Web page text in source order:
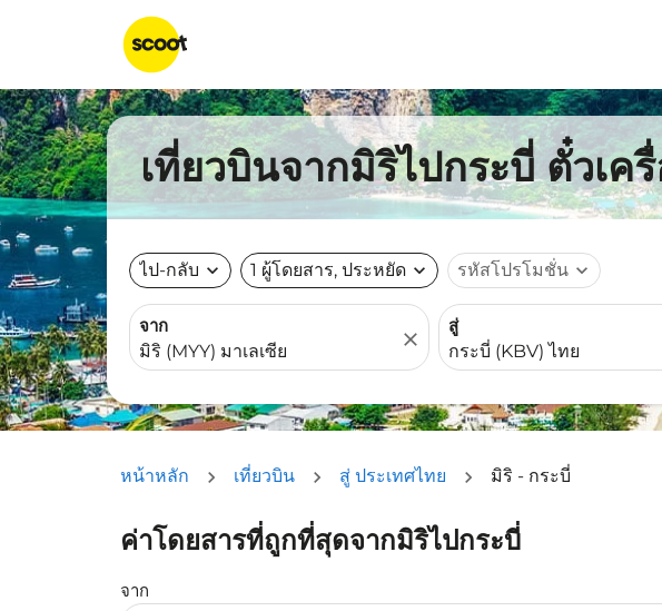
เที่ยวบินจากมิริไปกระบี่ ตั๋วเค
ไป-กลับ expand_more 1 ผู้โดยสาร, ประหยัด expand_more รหัสโปรโมชั่น expand_more
จาก
close
สู่
หน้าหลัก เที่ยวบิน สู่ ประเทศไทย มิริ - กระบี่
ค่าโดยสารที่ถูกที่สุดจากมิริไปกระบี่
จาก
ลองอัปเดตเส้นทางของคุณ (ต้นทางและ/หรือปลายทาง) หรือเลือกวันที่ด้